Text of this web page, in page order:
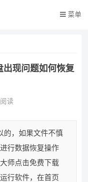
菜单
出现问题如何恢复
阅读
的，如果文件不慎
行数据恢复操作
师点击免费下载
行软件，在首页